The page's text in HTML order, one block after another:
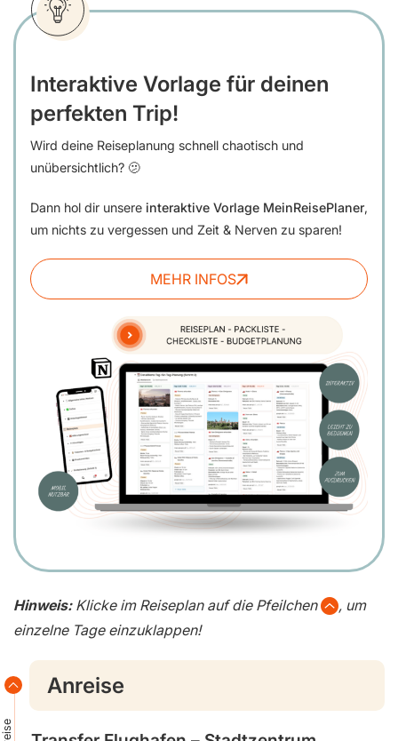
Interaktive Vorlage für deinen
perfekten Trip!
Wird deine Reiseplanung schnell chaotisch und
unübersichtlich? 🫤
Dann hol dir unsere interaktive Vorlage MeinReisePlaner,
um nichts zu vergessen und Zeit & Nerven zu sparen!
MEHR INFOS
Hinweis: Klicke im Reiseplan auf die Pfeilchen
, um
einzelne Tage einzuklappen!
Anreise